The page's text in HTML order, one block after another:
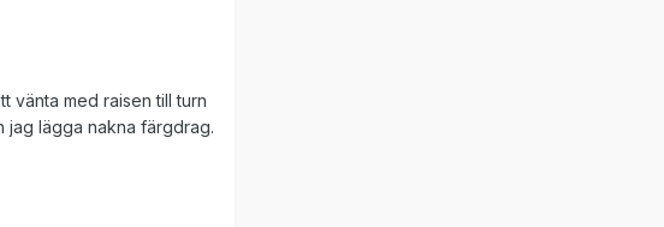
vänta med raisen till turn
jag lägga nakna färgdrag.